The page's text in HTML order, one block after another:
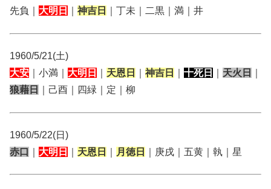
先負｜ 大明日 神吉日 ｜丁未｜二黒｜満｜井
1960/5/21(土)
大安 ｜小満｜ 大明日 天恩日 神吉日 十死日 天火日
狼藉日
｜己酉｜四緑｜定｜柳
1960/5/22(日)
赤口
大明日 天恩日 月徳日 ｜庚戌｜五黄｜執｜星